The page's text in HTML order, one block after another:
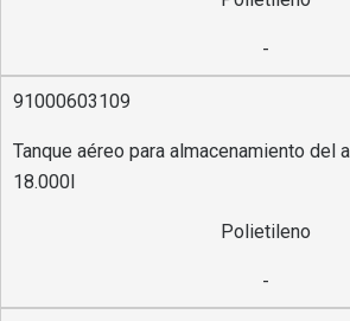
-
91000603109
Tanque aéreo para almacenamiento del
18.000l
Polietileno
-